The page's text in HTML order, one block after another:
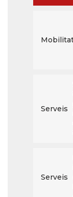
Serveis
Serveis